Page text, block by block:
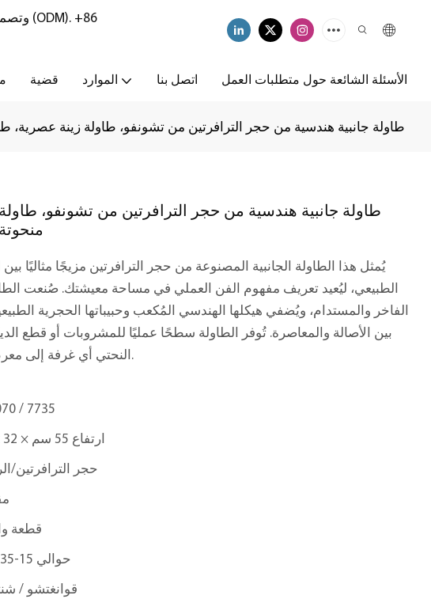
تشونفو - شركة تصنيع وتوريد أثاث من الحجر الطبيعي مع خدمات تصنيع المعدات الأصلية (OEM) وتصميم المنتجات الأصلية (ODM). +86
قضية الموارد اتصل بنا الأسئلة الشائعة حول متطلبات العمل
طاولة جانبية هندسية من حجر الترافرتين من تشونفو، طاولة زينة عصرية،
طاولة جانبية هندسية من حجر الترافرتين من تشونفو،
يُمثل هذا الطاولة الجانبية المصنوعة من حجر الترافرتين مزيجًا مثاليًا
الطبيعي، ليُعيد تعريف مفهوم الفن العملي في مساحة معيشتك. صُنعت
الفاخر والمستدام، ويُضفي هيكلها الهندسي المُكعب وحبيباتها الحجرية
بين الأصالة والمعاصرة. تُوفر الطاولة سطحًا عمليًا للمشروبات أو قطع
النحتي أي غرفة إلى معرض فني مُنسق للتصميم الحديث.
/ 7735
32 × 32 × ارتفاع 55 سم
حجر الترافرتين/
قطعة
حوالي 15-35 يومًا
قوانغتشو /